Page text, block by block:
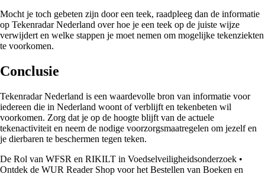
Mocht je toch gebeten zijn door een teek, raadpleeg dan de informatie
op Tekenradar Nederland over hoe je een teek op de juiste wijze
verwijdert en welke stappen je moet nemen om mogelijke tekenziekten
te voorkomen.
Conclusie
Tekenradar Nederland is een waardevolle bron van informatie voor
iedereen die in Nederland woont of verblijft en tekenbeten wil
voorkomen. Zorg dat je op de hoogte blijft van de actuele
tekenactiviteit en neem de nodige voorzorgsmaatregelen om jezelf en
je dierbaren te beschermen tegen teken.
De Rol van WFSR en RIKILT in Voedselveiligheidsonderzoek •
Ontdek de WUR Reader Shop voor het Bestellen van Boeken en